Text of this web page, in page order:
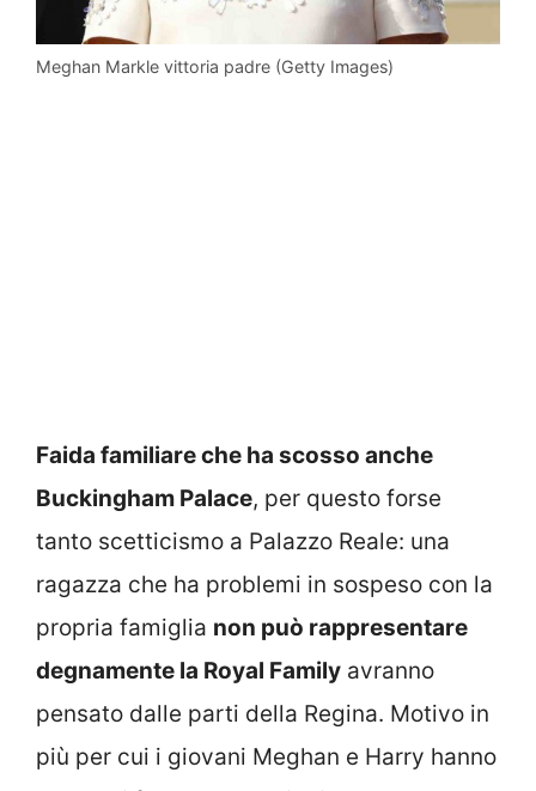
Meghan Markle vittoria padre (Getty Images)
Faida familiare che ha scosso anche
Buckingham Palace, per questo forse
tanto scetticismo a Palazzo Reale: una
ragazza che ha problemi in sospeso con la
propria famiglia non può rappresentare
degnamente la Royal Family avranno
pensato dalle parti della Regina. Motivo in
più per cui i giovani Meghan e Harry hanno